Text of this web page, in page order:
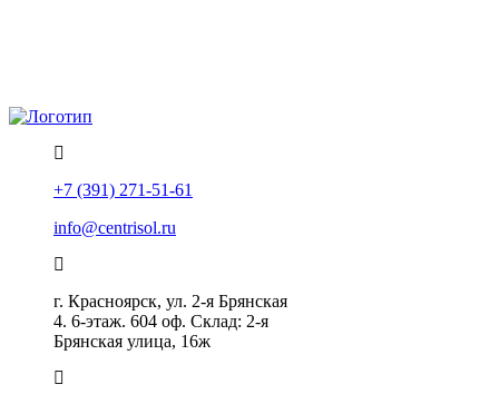
+7 (391) 271-51-61
info@centrisol.ru
г. Красноярск, ул. 2-я Брянская
4. 6-этаж. 604 оф. Склад: 2-я
Брянская улица, 16ж